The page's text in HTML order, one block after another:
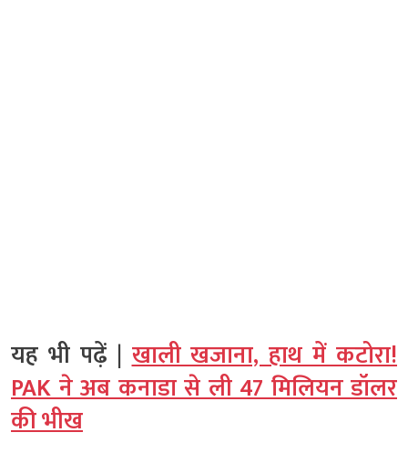
यह भी पढ़ें |खाली खजाना, हाथ में कटोरा!
PAK ने अब कनाडा से ली 47 मिलियन डॉलर
की भीख